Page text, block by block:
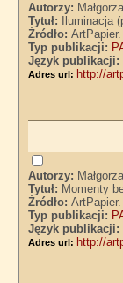
Autorzy:
Tytuł:
Iluminacja
Źródło:
Typ publikacji:
Język publikacji:
Adres url: http://
Autorzy:
Tytuł: Momenty
Źródło:
Typ publikacji:
Język publikacji:
Adres url: http://